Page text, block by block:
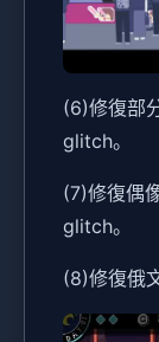
(6)修復部
glitch。
(7)修復偶
glitch。
(8)修復俄